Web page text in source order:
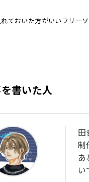
ておいた方がいいフリー
書いた人
田
制
い